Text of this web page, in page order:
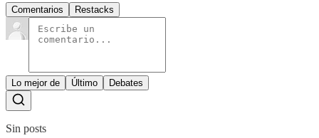
Comentarios Restacks
Lo mejor de Último Debates
Sin posts